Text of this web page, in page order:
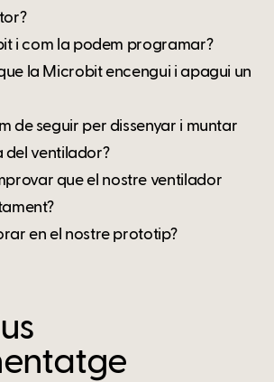
i com la podem programar?
la Microbit encengui i apagui un
de seguir per dissenyar i muntar
del ventilador?
que el nostre ventilador
en el nostre prototip?